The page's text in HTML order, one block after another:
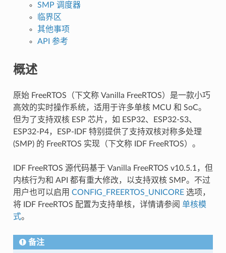
SMP 调度器
临界区
其他事项
API 参考
概述
原始 FreeRTOS（下文称 Vanilla FreeRTOS）是一款小巧
高效的实时操作系统，适用于许多单核 MCU 和 SoC。
但为了支持双核 ESP 芯片，如 ESP32、ESP32-S3、
ESP32-P4，ESP-IDF 特别提供了支持双核对称多处理
(SMP) 的 FreeRTOS 实现（下文称 IDF FreeRTOS）。
IDF FreeRTOS 源代码基于 Vanilla FreeRTOS v10.5.1，但
内核行为和 API 都有重大修改，以支持双核 SMP。不过
用户也可以启用 CONFIG_FREERTOS_UNICORE选项，
将 IDF FreeRTOS 配置为支持单核，详情请参阅 单核模
式。
备注